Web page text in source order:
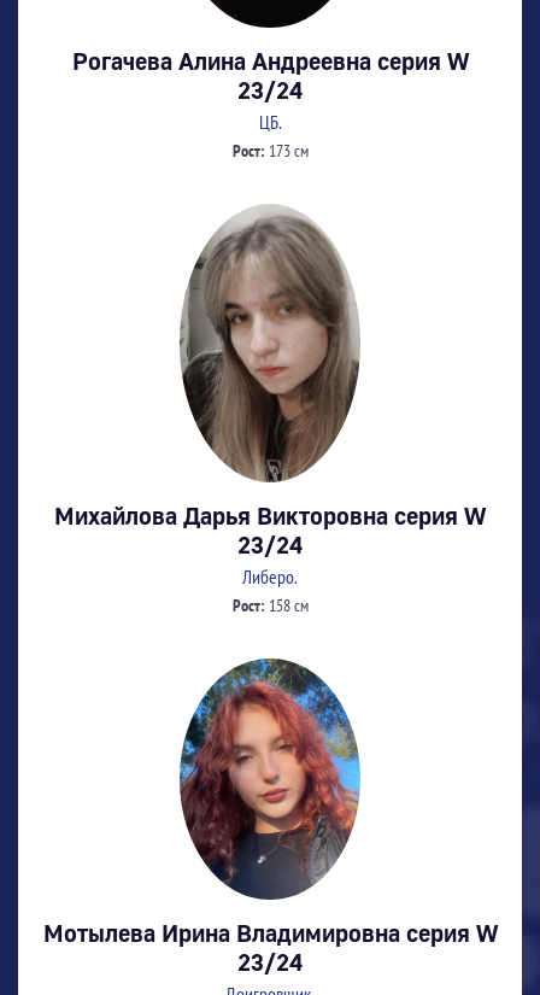
Рогачева Алина Андреевна серия W
23/24
ЦБ.
Рост: 173 см
Михайлова Дарья Викторовна серия W
23/24
Либеро.
Рост: 158 см
Мотылева Ирина Владимировна серия W
23/24